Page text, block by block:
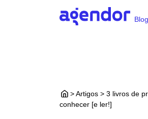
Blog
> Artigos > 3 livros de
conhecer [e ler!]